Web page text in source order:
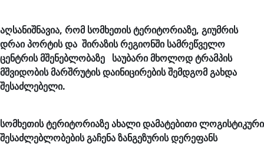
აღსანიშნავია, რომ სომხეთის ტერიტორიაზე, გიუმრის
დრაი პორტის და შირაზის რეგიონში სამრეწველო
ცენტრის მშენებლობაზე საუბარი მხოლოდ ტრამპის
მშვიდობის მარშრუტის დაინიცირების შემდგომ გახდა
შესაძლებელი.
სომხეთის ტერიტორიაზე ახალი დამატებითი ლოგისტიკური
შესაძლებლობების გაჩენა ზანგეზურის დერეფანს